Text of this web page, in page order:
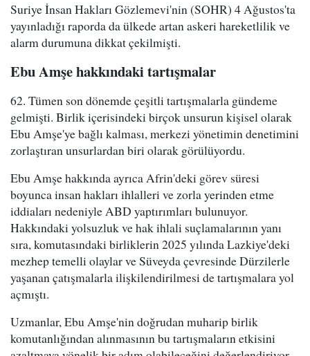
Suriye İnsan Hakları Gözlemevi'nin (SOHR) 4 Ağustos'ta
yayınladığı raporda da ülkede artan askeri hareketlilik ve
alarm durumuna dikkat çekilmişti.
Ebu Amşe hakkındaki tartışmalar
62. Tümen son dönemde çeşitli tartışmalarla gündeme
gelmişti. Birlik içerisindeki birçok unsurun kişisel olarak
Ebu Amşe'ye bağlı kalması, merkezi yönetimin denetimini
zorlaştıran unsurlardan biri olarak görülüyordu.
Ebu Amşe hakkında ayrıca Afrin'deki görev süresi
boyunca insan hakları ihlalleri ve zorla yerinden etme
iddiaları nedeniyle ABD yaptırımları bulunuyor.
Hakkındaki yolsuzluk ve hak ihlali suçlamalarının yanı
sıra, komutasındaki birliklerin 2025 yılında Lazkiye'deki
mezhep temelli olaylar ve Süveyda çevresinde Dürzilerle
yaşanan çatışmalarla ilişkilendirilmesi de tartışmalara yol
açmıştı.
Uzmanlar, Ebu Amşe'nin doğrudan muharip birlik
komutanlığından alınmasının bu tartışmaların etkisini